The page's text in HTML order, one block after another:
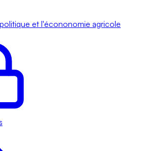
et l'écononomie agricole